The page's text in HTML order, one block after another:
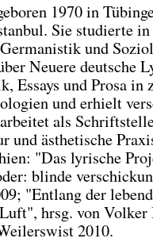
1970 in
Sie studierte
und
Neuere deutsche
Essays und Prosa in
und erhielt
als
und ästhetische
"Das lyrische
blinde
"Entlang der
hrsg. von Volker
2010.